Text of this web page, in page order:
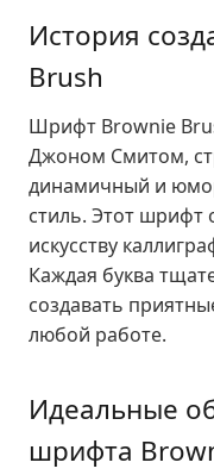
История
Brush
Шрифт Brownie
Джоном Смитом,
динамичный и
стиль. Этот шрифт
искусству
Каждая буква
создавать
любой работе.
Идеальные
шрифта